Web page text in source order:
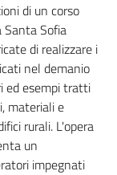
di un corso
Santa Sofia
di realizzare i
nel demanio
ed esempi tratti
materiali e
rurali. L'opera
un
impegnati